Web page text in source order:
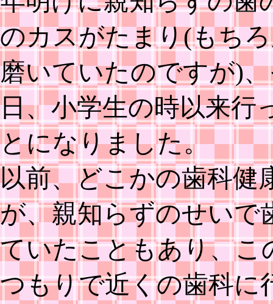
のカスがたまり(もち
磨いていたのですが)
日、小学生の時以来行
とになりました。
以前、どこかの歯科健
が、親知らずのせいで
ていたこともあり、こ
つもりで近くの歯科に